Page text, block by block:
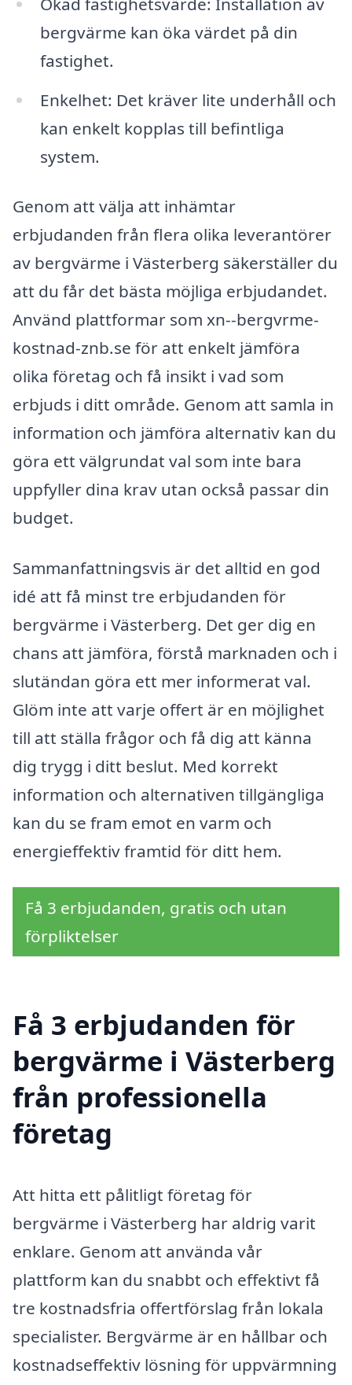
bergvärme kan öka värdet på din
fastighet.
Enkelhet: Det kräver lite underhåll och
kan enkelt kopplas till befintliga
system.
Genom att välja att inhämtar
erbjudanden från flera olika leverantörer
av bergvärme i Västerberg säkerställer du
att du får det bästa möjliga erbjudandet.
Använd plattformar som xn--bergvrme-
kostnad-znb.se för att enkelt jämföra
olika företag och få insikt i vad som
erbjuds i ditt område. Genom att samla in
information och jämföra alternativ kan du
göra ett välgrundat val som inte bara
uppfyller dina krav utan också passar din
budget.
Sammanfattningsvis är det alltid en god
idé att få minst tre erbjudanden för
bergvärme i Västerberg. Det ger dig en
chans att jämföra, förstå marknaden och i
slutändan göra ett mer informerat val.
Glöm inte att varje offert är en möjlighet
till att ställa frågor och få dig att känna
dig trygg i ditt beslut. Med korrekt
information och alternativen tillgängliga
kan du se fram emot en varm och
energieffektiv framtid för ditt hem.
Få 3 erbjudanden, gratis och utan
förpliktelser
Få 3 erbjudanden för
bergvärme i Västerberg
från professionella
företag
Att hitta ett pålitligt företag för
bergvärme i Västerberg har aldrig varit
enklare. Genom att använda vår
plattform kan du snabbt och effektivt få
tre kostnadsfria offertförslag från lokala
specialister. Bergvärme är en hållbar och
kostnadseffektiv lösning för uppvärmning